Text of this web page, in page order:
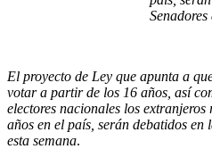
Senadores
El proyecto de Ley que apunta a
votar a partir de los 16 años, así
electores nacionales los extranjeros
años en el país, serán debatidos en
esta semana.